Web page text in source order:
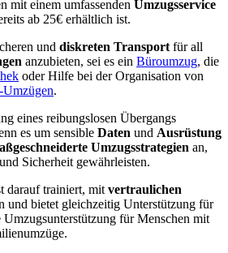
mit einem umfassenden Umzugsservice
ab 25€ erhältlich ist.
und diskreten Transport für all
anzubieten, sei es ein Büroumzug, die
oder Hilfe bei der Organisation von
.
eines reibungslosen Übergangs
es um sensible Daten und Ausrüstung
Umzugsstrategien an,
Sicherheit gewährleisten.
darauf trainiert, mit vertraulichen
und bietet gleichzeitig Unterstützung für
für Menschen mit